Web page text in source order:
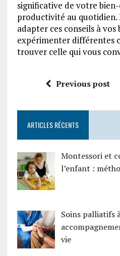
significative de votre
productivité au quotidien.
adapter ces conseils à
expérimenter différentes
trouver celle qui vous
Previous post
ARTICLES RÉCENTS
Montessori et
l’enfant :
Soins palliatifs
vie